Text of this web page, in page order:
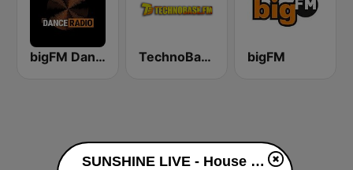
bigFM Dance Radio TechnoBase.FM bigFM
SUNSHINE LIVE - House en vivo